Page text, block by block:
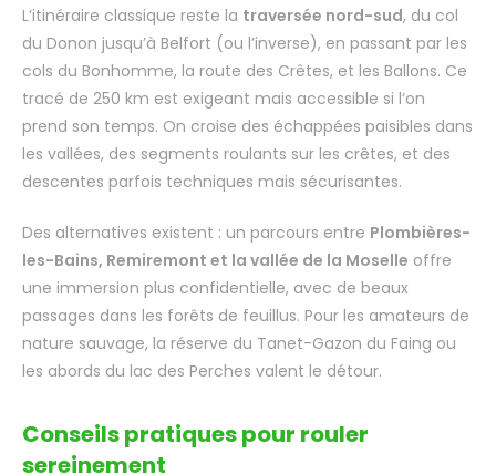
L’itinéraire classique reste la traversée nord-sud, du col
du Donon jusqu’à Belfort (ou l’inverse), en passant par les
cols du Bonhomme, la route des Crêtes, et les Ballons. Ce
tracé de 250 km est exigeant mais accessible si l’on
prend son temps. On croise des échappées paisibles dans
les vallées, des segments roulants sur les crêtes, et des
descentes parfois techniques mais sécurisantes.
Des alternatives existent : un parcours entre Plombières-
les-Bains, Remiremont et la vallée de la Moselle offre
une immersion plus confidentielle, avec de beaux
passages dans les forêts de feuillus. Pour les amateurs de
nature sauvage, la réserve du Tanet-Gazon du Faing ou
les abords du lac des Perches valent le détour.
Conseils pratiques pour rouler
sereinement